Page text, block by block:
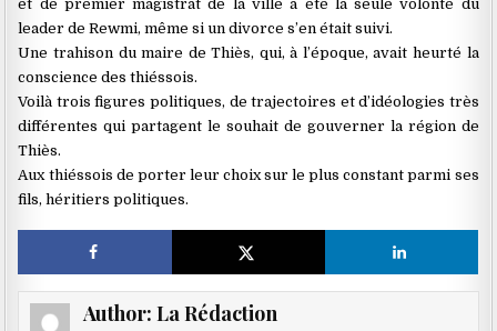
et de premier magistrat de la ville a été la seule volonté du
leader de Rewmi, même si un divorce s’en était suivi.
Une trahison du maire de Thiès, qui, à l’époque, avait heurté la
conscience des thiéssois.
Voilà trois figures politiques, de trajectoires et d’idéologies très
différentes qui partagent le souhait de gouverner la région de
Thiès.
Aux thiéssois de porter leur choix sur le plus constant parmi ses
fils, héritiers politiques.
Author: La Rédaction